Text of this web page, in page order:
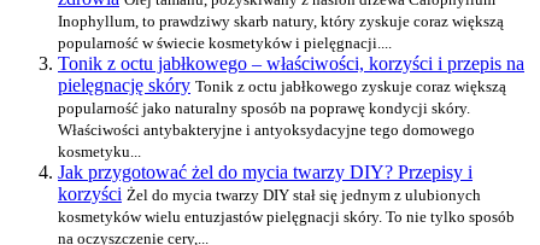
Inophyllum, to prawdziwy skarb natury, który zyskuje coraz większą
popularność w świecie kosmetyków i pielęgnacji....
Tonik z octu jabłkowego – właściwości, korzyści i przepis na
pielęgnację skóry Tonik z octu jabłkowego zyskuje coraz większą
popularność jako naturalny sposób na poprawę kondycji skóry.
Właściwości antybakteryjne i antyoksydacyjne tego domowego
kosmetyku...
Jak przygotować żel do mycia twarzy DIY? Przepisy i
korzyści Żel do mycia twarzy DIY stał się jednym z ulubionych
kosmetyków wielu entuzjastów pielęgnacji skóry. To nie tylko sposób
na oczyszczenie cery,...